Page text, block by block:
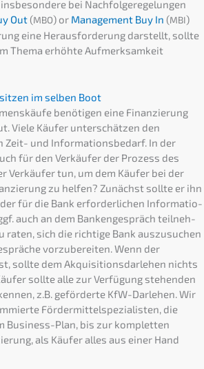
bei Nachfol­ge­re­ge­lun­gen
Out (MBO) or Manage­ment Buy In (MBI)
eine Heraus­for­de­rung darstellt, sollte
Thema erhöh­te Aufmerk­sam­keit
im selben Boot
benöti­gen eine Finan­zie­rung
Viele Käufer unter­schät­zen den
Zeit- und Infor­ma­ti­ons­be­darf. In der
für den Verkäu­fer der Prozess des
Verkäu­fer tun, um dem Käufer bei der
zu helfen? Zunächst sollte er ihn
für die Bank erfor­der­li­chen Infor­ma­tio­
auch an dem Banken­ge­spräch teilneh­
raten, sich die richti­ge Bank auszu­su­chen
vorzu­be­rei­ten. Wenn der
sollte dem Akqui­si­ti­ons­dar­le­hen nichts
sollte alle zur Verfü­gung stehen­den
z.B. geför­der­te KfW-Darle­hen. Wir
Förder­mit­tel­spe­zia­lis­ten, die
Business-Plan, bis zur komplet­ten
als Käufer alles aus einer Hand